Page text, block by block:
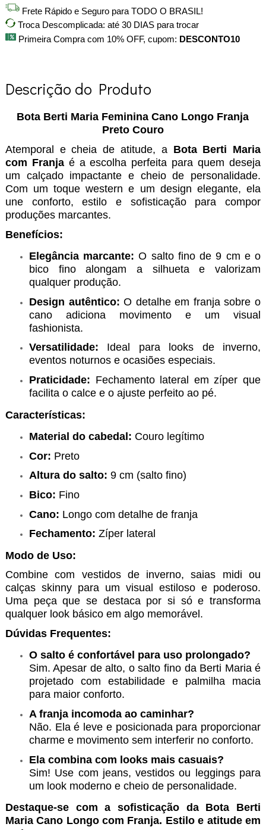
Frete Rápido e Seguro para TODO O BRASIL!
Troca Descomplicada: até 30 DIAS para trocar
Primeira Compra com 10% OFF, cupom: DESCONTO10
Descrição do Produto
Bota Berti Maria Feminina Cano Longo Franja
Preto Couro
Atemporal e cheia de atitude, a Bota Berti Maria
com Franjaé a escolha perfeita para quem deseja
um calçado impactante e cheio de personalidade.
Com um toque western e um design elegante, ela
une conforto, estilo e sofisticação para compor
produções marcantes.
Benefícios:
Elegância marcante: O salto fino de 9 cm e o
bico fino alongam a silhueta e valorizam
qualquer produção.
Design autêntico: O detalhe em franja sobre o
cano adiciona movimento e um visual
fashionista.
Versatilidade: Ideal para looks de inverno,
eventos noturnos e ocasiões especiais.
Praticidade: Fechamento lateral em zíper que
facilita o calce e o ajuste perfeito ao pé.
Características:
Material do cabedal: Couro legítimo
Cor: Preto
Altura do salto: 9 cm (salto fino)
Bico: Fino
Cano: Longo com detalhe de franja
Fechamento: Zíper lateral
Modo de Uso:
Combine com vestidos de inverno, saias midi ou
calças skinny para um visual estiloso e poderoso.
Uma peça que se destaca por si só e transforma
qualquer look básico em algo memorável.
Dúvidas Frequentes:
O salto é confortável para uso prolongado?
Sim. Apesar de alto, o salto fino da Berti Maria é
projetado com estabilidade e palmilha macia
para maior conforto.
A franja incomoda ao caminhar?
Não. Ela é leve e posicionada para proporcionar
charme e movimento sem interferir no conforto.
Ela combina com looks mais casuais?
Sim! Use com jeans, vestidos ou leggings para
um look moderno e cheio de personalidade.
Destaque-se com a sofisticação da Bota Berti
Maria Cano Longo com Franja. Estilo e atitude em